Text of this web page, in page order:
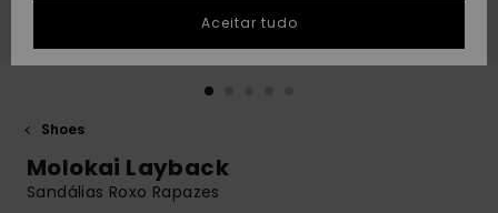
conversa para
obteres a
resposta mais
rápida à tua
conversa
PRESENTE
DESEJO
Shoes
Molokai Layback
Sandálias Roxo Rapazes
Aceitar tudo